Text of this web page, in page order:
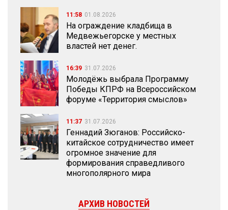
11:58 01.08.2026
На ограждение кладбища в
Медвежьегорске у местных
властей нет денег.
16:39 31.07.2026
Молодёжь выбрала Программу
Победы КПРФ на Всероссийском
форуме «Территория смыслов»
11:37 31.07.2026
Геннадий Зюганов: Российско-
китайское сотрудничество имеет
огромное значение для
формирования справедливого
многополярного мира
АРХИВ НОВОСТЕЙ